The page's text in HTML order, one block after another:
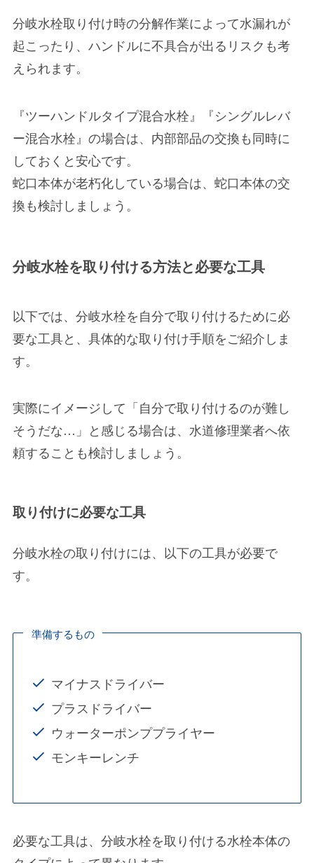
分岐水栓取り付け時の分解作業によって水漏れが
起こったり、 ハンドルに不具合が出る リスクも考
えられます。
『ツーハンドルタイプ混合水栓』『シングルレバ
ー混合水栓』の場合は、内部部品の交換も同時に
しておくと安心です。
蛇口本体が老朽化している場合は、蛇口本体の交
換も検討しましょう。
分岐水栓を取り付ける方法と必要な工具
以下では、 分岐水栓を自分で取り付けるために必
要な工具と、 具体的な取り付け手順をご紹介しま
す。
実際にイメージして「自分で取り付けるのが難し
そうだな…」と感じる場合は、水道修理業者へ依
頼することも検討しましょう。
取り付けに必要な工具
分岐水栓の取り付けには、以下の工具が必要で
す。
準備するもの
マイナスドライバー
プラスドライバー
ウォーターポンププライヤー
モンキーレンチ
必要な工具は、分岐水栓を取り付ける水栓本体の